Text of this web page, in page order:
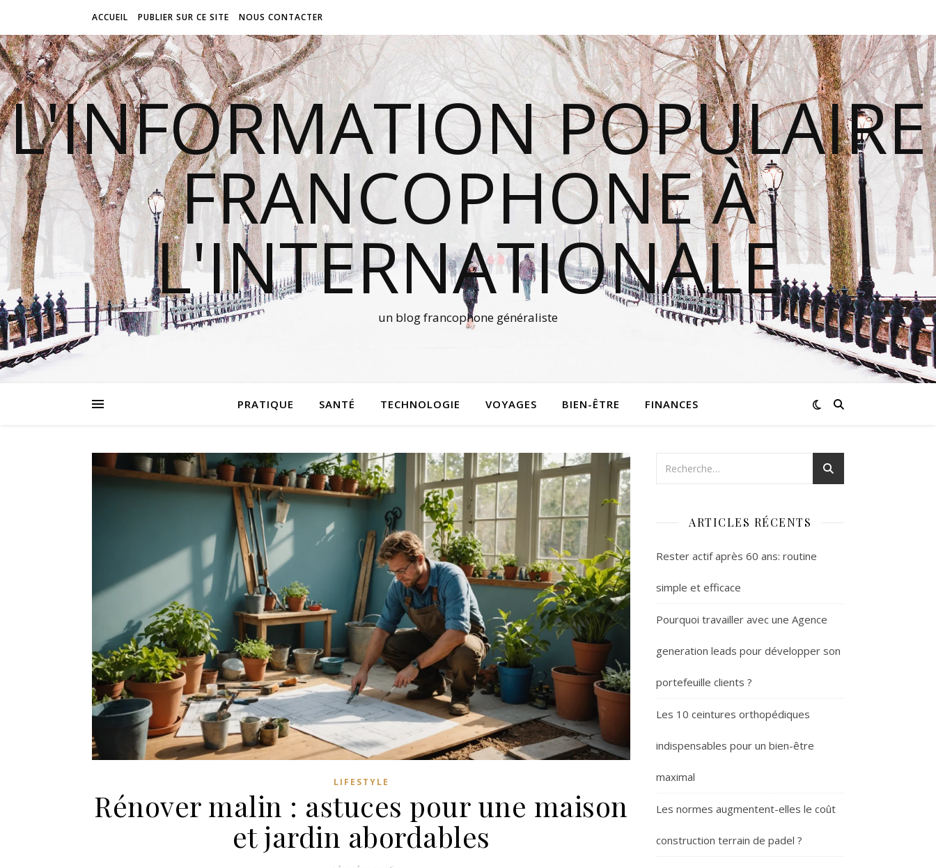
ACCUEIL PUBLIER SUR CE SITE NOUS CONTACTER
L'INFORMATION POPULAIRE
FRANCOPHONE À
L'INTERNATIONALE
un blog francophone généraliste
PRATIQUE SANTÉ TECHNOLOGIE VOYAGES BIEN-ÊTRE FINANCES
LIFESTYLE
Rénover malin : astuces pour une maison
et jardin abordables
ARTICLES RÉCENTS
Rester actif après 60 ans: routine
simple et efficace
Pourquoi travailler avec une Agence
generation leads pour développer son
portefeuille clients ?
Les 10 ceintures orthopédiques
indispensables pour un bien-être
maximal
Les normes augmentent-elles le coût
construction terrain de padel ?